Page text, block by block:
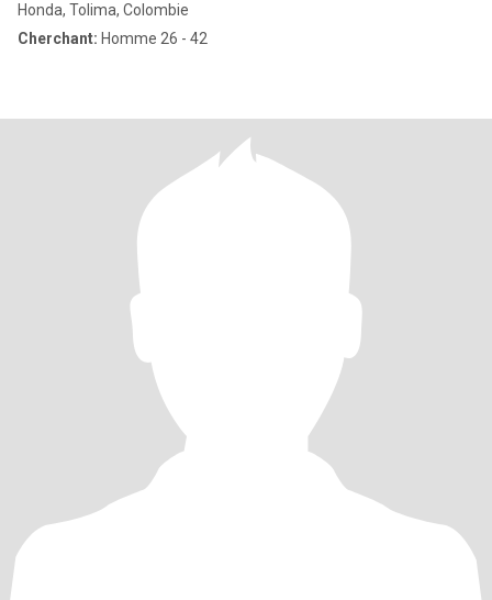
Honda, Tolima, Colombie
Cherchant: Homme 26 - 42